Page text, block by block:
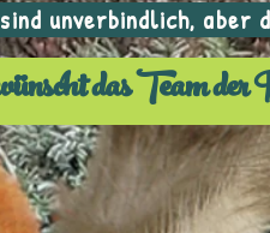
unverbindlich,
das Team